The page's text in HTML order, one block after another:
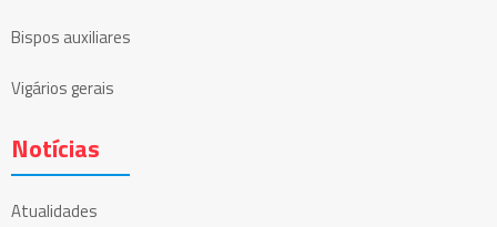
Bispos auxiliares
Vigários gerais
Notícias
Atualidades